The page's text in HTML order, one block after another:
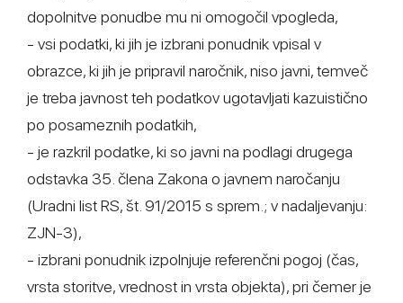
dopolnitve ponudbe mu ni omogočil vpogleda,
- vsi podatki, ki jih je izbrani ponudnik vpisal v
obrazce, ki jih je pripravil naročnik, niso javni, temveč
je treba javnost teh podatkov ugotavljati kazuistično
po posameznih podatkih,
- je razkril podatke, ki so javni na podlagi drugega
odstavka 35. člena Zakona o javnem naročanju
(Uradni list RS, št. 91/2015 s sprem.; v nadaljevanju:
ZJN-3),
- izbrani ponudnik izpolnjuje referenčni pogoj (čas,
vrsta storitve, vrednost in vrsta objekta), pri čemer je